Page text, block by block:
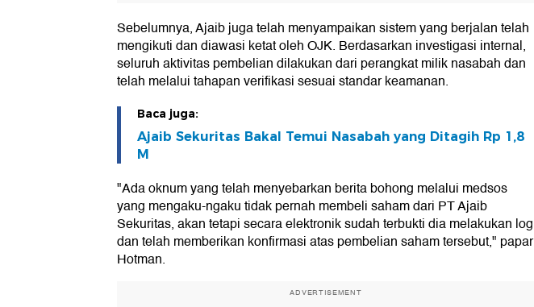
Sebelumnya, Ajaib juga telah menyampaikan sistem yang berjalan telah
mengikuti dan diawasi ketat oleh OJK. Berdasarkan investigasi internal,
seluruh aktivitas pembelian dilakukan dari perangkat milik nasabah dan
telah melalui tahapan verifikasi sesuai standar keamanan.
Baca juga:
Ajaib Sekuritas Bakal Temui Nasabah yang Ditagih Rp 1,8
M
"Ada oknum yang telah menyebarkan berita bohong melalui medsos
yang mengaku-ngaku tidak pernah membeli saham dari PT Ajaib
Sekuritas, akan tetapi secara elektronik sudah terbukti dia melakukan log
dan telah memberikan konfirmasi atas pembelian saham tersebut," papar
Hotman.
ADVERTISEMENT